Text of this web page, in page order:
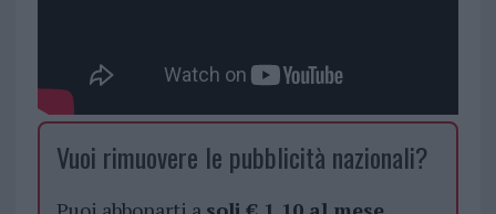
Vuoi rimuovere le pubblicità nazionali?